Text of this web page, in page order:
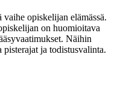
opiskelijan elämässä.
on huomioitava
Näihin
ja todistusvalinta.